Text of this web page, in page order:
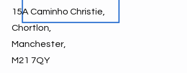
15A Caminho Christie,
Chortlon,
Manchester,
M21 7QY